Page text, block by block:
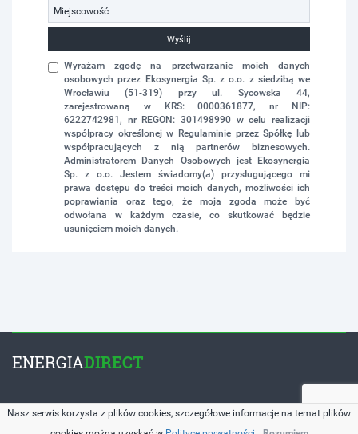
Wyślij
Wyrażam zgodę na przetwarzanie moich danych
osobowych przez Ekosynergia Sp. z o.o. z siedzibą we
Wrocławiu (51-319) przy ul. Sycowska 44,
zarejestrowaną w KRS: 0000361877, nr NIP:
6222742981, nr REGON: 301498990 w celu realizacji
współpracy określonej w Regulaminie przez Spółkę lub
współpracujących z nią partnerów biznesowych.
Administratorem Danych Osobowych jest Ekosynergia
Sp. z o.o. Jestem świadomy(a) przysługującego mi
prawa dostępu do treści moich danych, możliwości ich
poprawiania oraz tego, że moja zgoda może być
odwołana w każdym czasie, co skutkować będzie
usunięciem moich danych.
ENERGIADIRECT
Copyright © 2026 by EnergiaDirect.pl . All Rights Reserved.
Nasz serwis korzysta z plików cookies, szczegółowe informacje na temat plików